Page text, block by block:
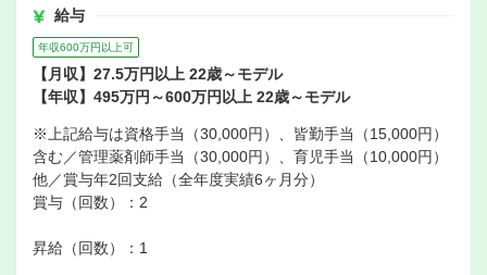
給与
年収600万円以上可
【月収】27.5万円以上 22歳～モデル
【年収】495万円～600万円以上 22歳～モデル
※上記給与は資格手当（30,000円）、皆勤手当（15,000円）
含む／管理薬剤師手当（30,000円）、育児手当（10,000円）
他／賞与年2回支給（全年度実績6ヶ月分）
賞与（回数）：2
昇給（回数）：1